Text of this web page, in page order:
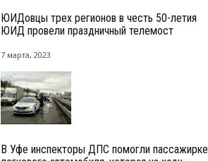
ЮИДовцы трех регионов в честь 50-летия
ЮИД провели праздничный телемост
7 марта, 2023
В Уфе инспекторы ДПС помогли пассажирке